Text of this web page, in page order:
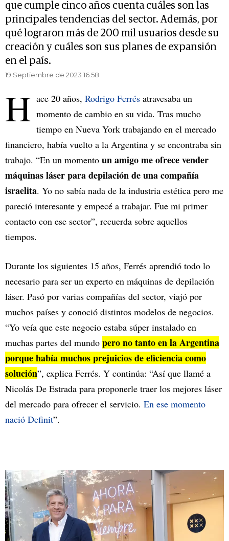
que cumple cinco años cuenta cuáles son las
principales tendencias del sector. Además, por
qué lograron más de 200 mil usuarios desde su
creación y cuáles son sus planes de expansión
en el país.
19 Septiembre de 2023 16.58
H ace 20 años, Rodrigo Ferrés atravesaba un
momento de cambio en su vida. Tras mucho
tiempo en Nueva York trabajando en el mercado
financiero, había vuelto a la Argentina y se encontraba sin
trabajo. “En un momento un amigo me ofrece vender
máquinas láser para depilación de una compañía
israelita. Yo no sabía nada de la industria estética pero me
pareció interesante y empecé a trabajar. Fue mi primer
contacto con ese sector”, recuerda sobre aquellos
tiempos.
Durante los siguientes 15 años, Ferrés aprendió todo lo
necesario para ser un experto en máquinas de depilación
láser. Pasó por varias compañías del sector, viajó por
muchos países y conoció distintos modelos de negocios.
“Yo veía que este negocio estaba súper instalado en
muchas partes del mundo pero no tanto en la Argentina
porque había muchos prejuicios de eficiencia como
solución”, explica Ferrés. Y continúa: “Así que llamé a
Nicolás De Estrada para proponerle traer los mejores láser
del mercado para ofrecer el servicio. En ese momento
nació Definit”.